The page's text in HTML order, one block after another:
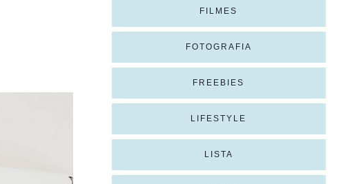
FILMES
FOTOGRAFIA
FREEBIES
LIFESTYLE
LISTA